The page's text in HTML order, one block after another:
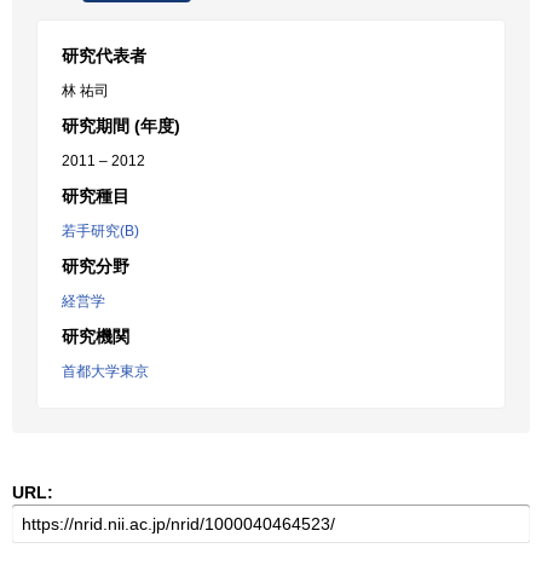
研究代表者
林 祐司
研究期間 (年度)
2011 – 2012
研究種目
若手研究(B)
研究分野
経営学
研究機関
首都大学東京
URL: